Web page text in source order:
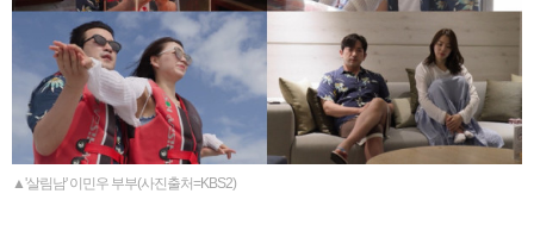
▲'살림남' 이민우 부부(사진출처=KBS2)